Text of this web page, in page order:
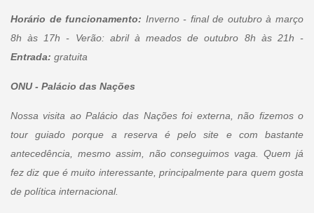
Horário de funcionamento: Inverno - final de outubro à março
8h às 17h - Verão: abril à meados de outubro 8h às 21h -
Entrada: gratuita
ONU - Palácio das Nações
Nossa visita ao Palácio das Nações foi externa, não fizemos o
tour guiado porque a reserva é pelo site e com bastante
antecedência, mesmo assim, não conseguimos vaga. Quem já
fez diz que é muito interessante, principalmente para quem gosta
de política internacional.